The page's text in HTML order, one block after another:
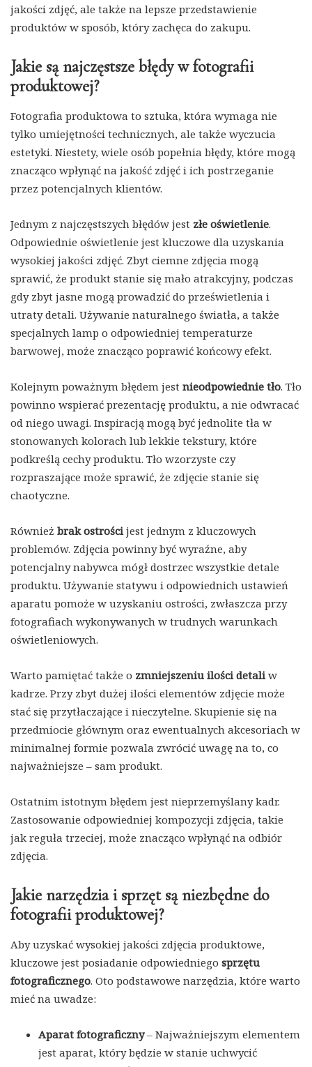
jakości zdjęć, ale także na lepsze przedstawienie
produktów w sposób, który zachęca do zakupu.
Jakie są najczęstsze błędy w fotografii
produktowej?
Fotografia produktowa to sztuka, która wymaga nie
tylko umiejętności technicznych, ale także wyczucia
estetyki. Niestety, wiele osób popełnia błędy, które mogą
znacząco wpłynąć na jakość zdjęć i ich postrzeganie
przez potencjalnych klientów.
Jednym z najczęstszych błędów jest złe oświetlenie.
Odpowiednie oświetlenie jest kluczowe dla uzyskania
wysokiej jakości zdjęć. Zbyt ciemne zdjęcia mogą
sprawić, że produkt stanie się mało atrakcyjny, podczas
gdy zbyt jasne mogą prowadzić do prześwietlenia i
utraty detali. Używanie naturalnego światła, a także
specjalnych lamp o odpowiedniej temperaturze
barwowej, może znacząco poprawić końcowy efekt.
Kolejnym poważnym błędem jest nieodpowiednie tło. Tło
powinno wspierać prezentację produktu, a nie odwracać
od niego uwagi. Inspiracją mogą być jednolite tła w
stonowanych kolorach lub lekkie tekstury, które
podkreślą cechy produktu. Tło wzorzyste czy
rozpraszające może sprawić, że zdjęcie stanie się
chaotyczne.
Również brak ostrości jest jednym z kluczowych
problemów. Zdjęcia powinny być wyraźne, aby
potencjalny nabywca mógł dostrzec wszystkie detale
produktu. Używanie statywu i odpowiednich ustawień
aparatu pomoże w uzyskaniu ostrości, zwłaszcza przy
fotografiach wykonywanych w trudnych warunkach
oświetleniowych.
Warto pamiętać także o zmniejszeniu ilości detali w
kadrze. Przy zbyt dużej ilości elementów zdjęcie może
stać się przytłaczające i nieczytelne. Skupienie się na
przedmiocie głównym oraz ewentualnych akcesoriach w
minimalnej formie pozwala zwrócić uwagę na to, co
najważniejsze – sam produkt.
Ostatnim istotnym błędem jest nieprzemyślany kadr.
Zastosowanie odpowiedniej kompozycji zdjęcia, takie
jak reguła trzeciej, może znacząco wpłynąć na odbiór
zdjęcia.
Jakie narzędzia i sprzęt są niezbędne do
fotografii produktowej?
Aby uzyskać wysokiej jakości zdjęcia produktowe,
kluczowe jest posiadanie odpowiedniego sprzętu
fotograficznego. Oto podstawowe narzędzia, które warto
mieć na uwadze:
Aparat fotograficzny– Najważniejszym elementem
jest aparat, który będzie w stanie uchwycić